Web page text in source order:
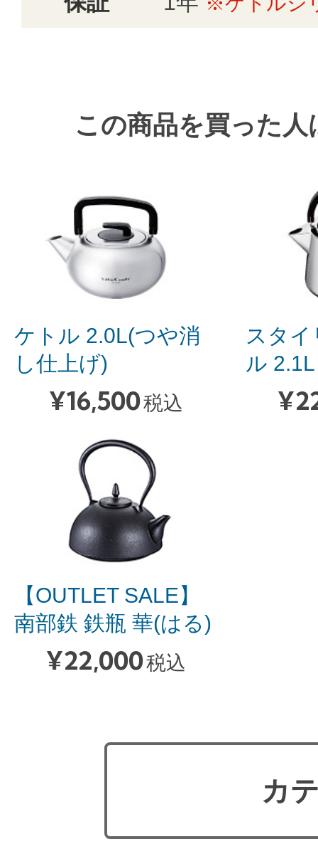
この商品を買った
ケトル 2.0L(つや消
し仕上げ)
¥16,500税込
スタ
ル 2.1L
¥
【OUTLET SALE】
南部鉄 鉄瓶 華(はる)
¥22,000税込
カ